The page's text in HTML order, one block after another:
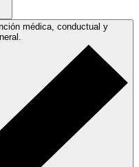
médica, conductual y